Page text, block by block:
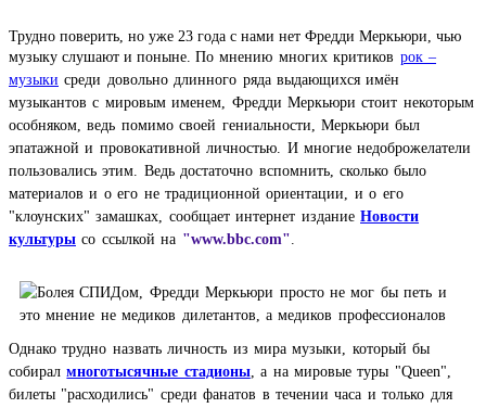
Трудно поверить, но уже 23 года с нами нет Фредди Меркьюри, чью
музыку слушают и поныне. По мнению многих критиков рок –
музыки среди довольно длинного ряда выдающихся имён
музыкантов с мировым именем, Фредди Меркьюри стоит некоторым
особняком, ведь помимо своей гениальности, Меркьюри был
эпатажной и провокативной личностью. И многие недоброжелатели
пользовались этим. Ведь достаточно вспомнить, сколько было
материалов и о его не традиционной ориентации, и о его
"клоунских" замашках, сообщает интернет изданиеНовости
культуры со ссылкой на "www.bbc.com".
Однако трудно назвать личность из мира музыки, который бы
собиралмноготысячные стадионы, а на мировые туры "Queen",
билеты "расходились" среди фанатов в течении часа и только для